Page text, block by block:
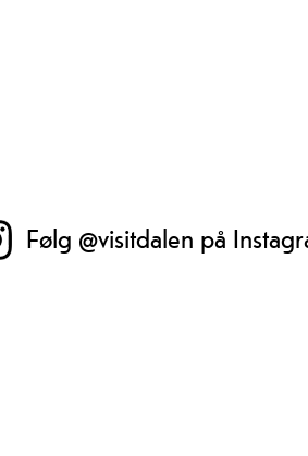
Følg @visitdalen på